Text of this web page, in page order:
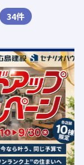
34件
アイ工
アイが
アイ工
りやす
続き